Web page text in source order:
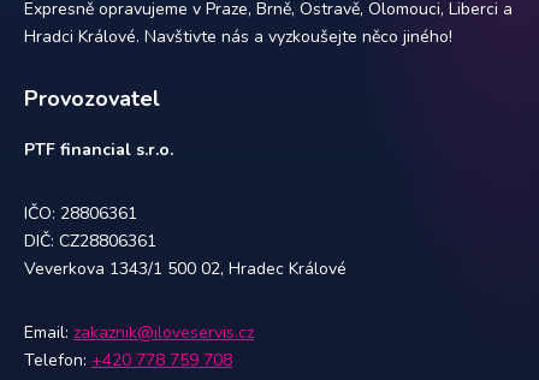
Expresně opravujeme v Praze, Brně, Ostravě, Olomouci, Liberci a
Hradci Králové. Navštivte nás a vyzkoušejte něco jiného!
Provozovatel
PTF financial s.r.o.
IČO: 28806361
DIČ: CZ28806361
Veverkova 1343/1 500 02, Hradec Králové
Email: zakaznik@iloveservis.cz
Telefon: +420 778 759 708